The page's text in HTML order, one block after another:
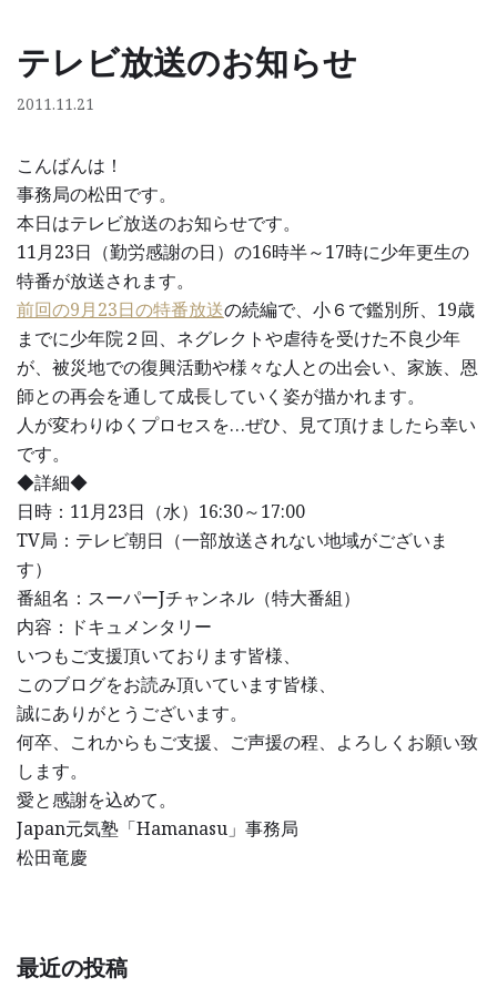
コ
ツ
へ
ス
キ
ッ
プ
テレビ放送のお知らせ
2011.11.21
こんばんは！
事務局の松田です。
本日はテレビ放送のお知らせです。
11月23日（勤労感謝の日）の16時半～17時に少年更生の
特番が放送されます。
前回の9月23日の特番放送の続編で、小６で鑑別所、19歳
までに少年院２回、ネグレクトや虐待を受けた不良少年
が、被災地での復興活動や様々な人との出会い、家族、恩
師との再会を通して成長していく姿が描かれます。
人が変わりゆくプロセスを…ぜひ、見て頂けましたら幸い
です。
◆詳細◆
日時：11月23日（水）16:30～17:00
TV局：テレビ朝日（一部放送されない地域がございま
す）
番組名：スーパーJチャンネル（特大番組）
内容：ドキュメンタリー
いつもご支援頂いております皆様、
このブログをお読み頂いています皆様、
誠にありがとうございます。
何卒、これからもご支援、ご声援の程、よろしくお願い致
します。
愛と感謝を込めて。
Japan元気塾「Hamanasu」事務局
松田竜慶
最近の投稿